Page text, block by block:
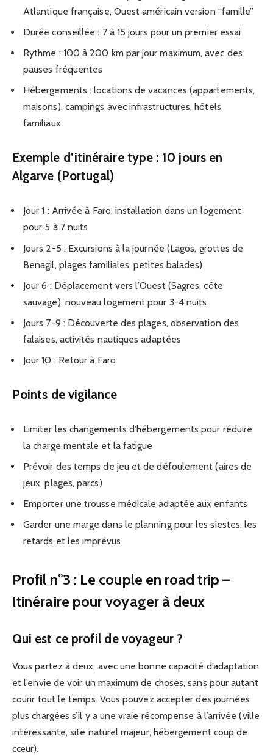
Atlantique française, Ouest américain version “famille”
Durée conseillée : 7 à 15 jours pour un premier essai
Rythme : 100 à 200 km par jour maximum, avec des
pauses fréquentes
Hébergements : locations de vacances (appartements,
maisons), campings avec infrastructures, hôtels
familiaux
Exemple d’itinéraire type : 10 jours en
Algarve (Portugal)
Jour 1 : Arrivée à Faro, installation dans un logement
pour 5 à 7 nuits
Jours 2-5 : Excursions à la journée (Lagos, grottes de
Benagil, plages familiales, petites balades)
Jour 6 : Déplacement vers l’Ouest (Sagres, côte
sauvage), nouveau logement pour 3-4 nuits
Jours 7-9 : Découverte des plages, observation des
falaises, activités nautiques adaptées
Jour 10 : Retour à Faro
Points de vigilance
Limiter les changements d’hébergements pour réduire
la charge mentale et la fatigue
Prévoir des temps de jeu et de défoulement (aires de
jeux, plages, parcs)
Emporter une trousse médicale adaptée aux enfants
Garder une marge dans le planning pour les siestes, les
retards et les imprévus
Profil n°3 : Le couple en road trip –
Itinéraire pour voyager à deux
Qui est ce profil de voyageur ?
Vous partez à deux, avec une bonne capacité d’adaptation
et l’envie de voir un maximum de choses, sans pour autant
courir tout le temps. Vous pouvez accepter des journées
plus chargées s’il y a une vraie récompense à l’arrivée (ville
intéressante, site naturel majeur, hébergement coup de
cœur).